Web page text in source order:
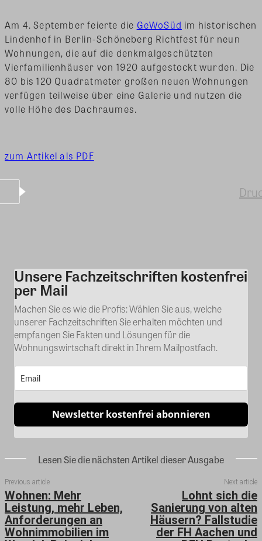
Am 4. September feierte die GeWoSüd im historischen
Lindenhof in Berlin-Schöneberg Richtfest für neun
Wohnungen, die auf die denkmalgeschützten
Vierfamilienhäuser von 1920 aufgestockt wurden. Die
80 bis 120 Quadratmeter großen neuen Wohnungen
verfügen teilweise über eine Galerie und nutzen die
volle Höhe des Dachraumes.
zum Artikel als PDF
Kommentar
Unsere Fachzeitschriften kostenfrei
per Mail
Machen Sie es wie die Profis: Wählen Sie aus, welche
unserer Fachzeitschriften Sie erhalten möchten und
empfangen Sie Fakten und Lösungen für die
Wohnungswirtschaft direkt in Ihrem Mailpostfach.
Newsletter kostenfrei abonnieren
Lesen Sie die nächsten Artikel dieser Ausgabe
Previous article
Wohnen: Mehr
Leistung, mehr Leben,
Anforderungen an
Wohnimmobilien im
Next article
Lohnt sich die
Sanierung von alten
Häusern? Fallstudie
der FH Aachen und